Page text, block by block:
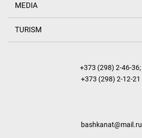
MEDIA
TURISM
+373 (298) 2-46-36;
+373 (298) 2-12-21
bashkanat@mail.ru